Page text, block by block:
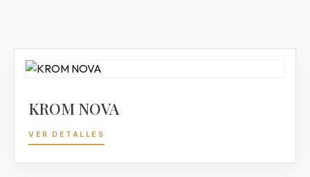
KROM NOVA
VER DETALLES